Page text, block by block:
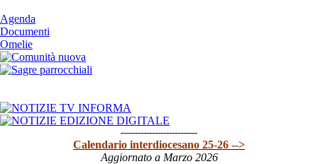
Agenda
Documenti
Omelie
---------------------------
Calendario interdiocesano 25-26 -->
Aggiornato a Marzo 2026